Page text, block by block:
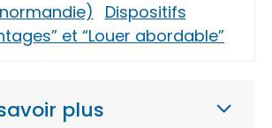
Dispositifs
et “Louer abordable”
plus